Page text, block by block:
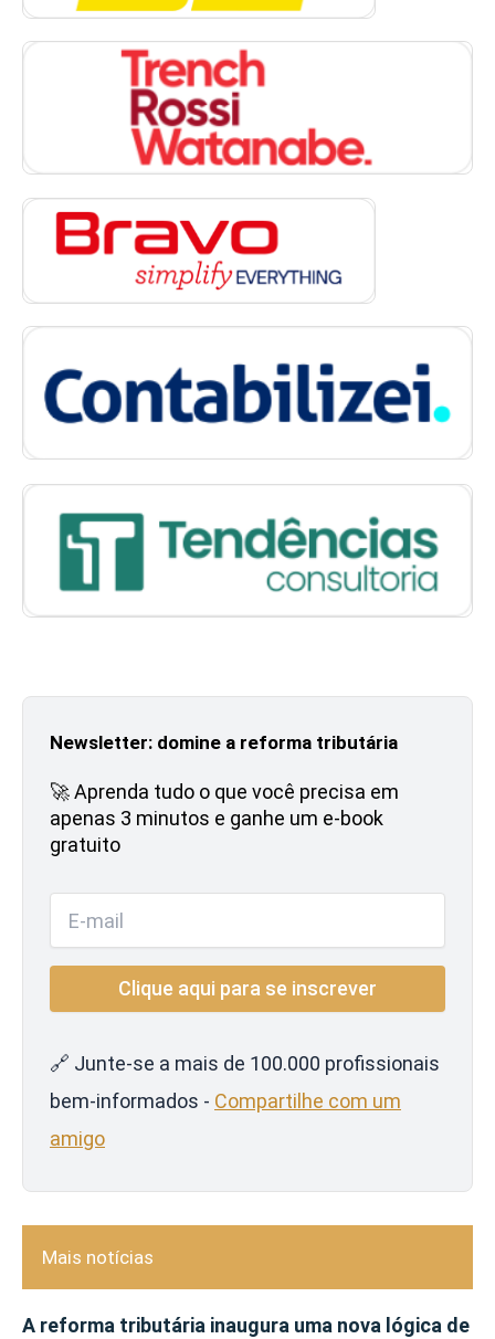
Newsletter: domine a reforma tributária
🚀 Aprenda tudo o que você precisa em
apenas 3 minutos e ganhe um e-book
gratuito
🔗 Junte-se a mais de 100.000 profissionais
bem-informados - Compartilhe com um
amigo
Mais notícias
A reforma tributária inaugura uma nova lógica de